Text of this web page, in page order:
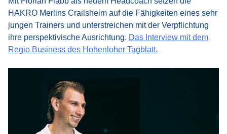
HAKRO Merlins Crailsheim auf die Fähigkeiten eines sehr
jungen Trainers und unterstreichen mit der Verpflichtung
ihre perspektivische Ausrichtung. Das Interview mit dem
Regio Business des Hohenloher Tagblatt.